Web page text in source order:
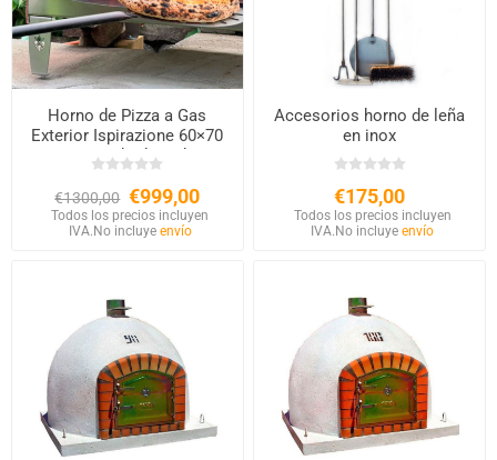
Horno de Pizza a Gas
Exterior Ispirazione 60×70
cm – Acabado Cobre
€1300,00 €999,00
Todos los precios incluyen
IVA.No incluye envío
Accesorios horno de leña
en inox
€175,00
Todos los precios incluyen
IVA.No incluyeenvío